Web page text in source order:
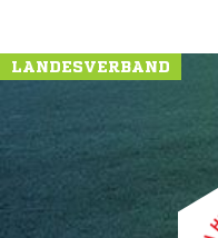
LANDESVERBAND